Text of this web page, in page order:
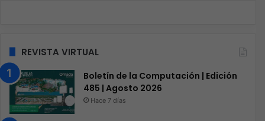
REVISTA VIRTUAL
Boletín de la Computación | Edición
485 | Agosto 2026
Hace 7 días